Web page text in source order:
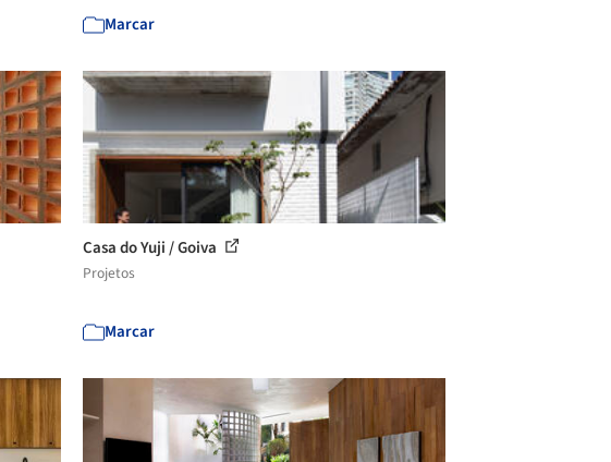
Marcar
Casa do Yuji / Goiva
Projetos
Marcar